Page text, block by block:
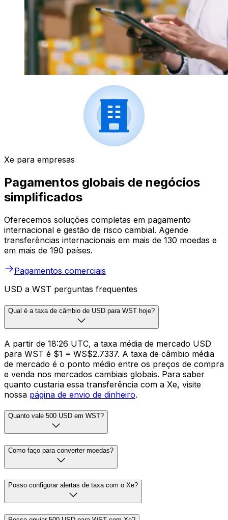
Xe para empresas
Pagamentos globais de negócios
simplificados
Oferecemos soluções completas em pagamento
internacional e gestão de risco cambial. Agende
transferências internacionais em mais de 130 moedas e
em mais de 190 países.
Pagamentos comerciais
USD a WST perguntas frequentes
Qual é a taxa de câmbio de USD para WST hoje?
A partir de 18:26 UTC, a taxa média de mercado USD
para WST é $1 = WS$2.7337. A taxa de câmbio média
de mercado é o ponto médio entre os preços de compra
e venda nos mercados cambiais globais. Para saber
quanto custaria essa transferência com a Xe, visite
nossa página de envio de dinheiro.
Quanto vale 500 USD em WST?
Como faço para converter moedas?
Posso configurar alertas de taxa com o Xe?